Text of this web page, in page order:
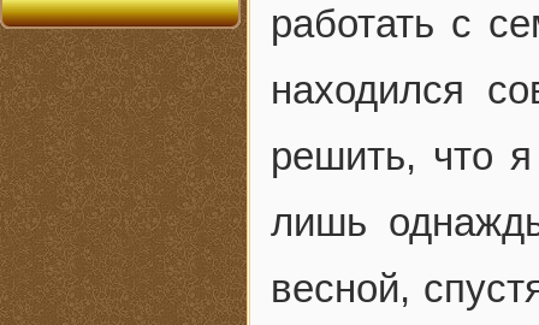
работать с
находился
решить, что
лишь
весной,